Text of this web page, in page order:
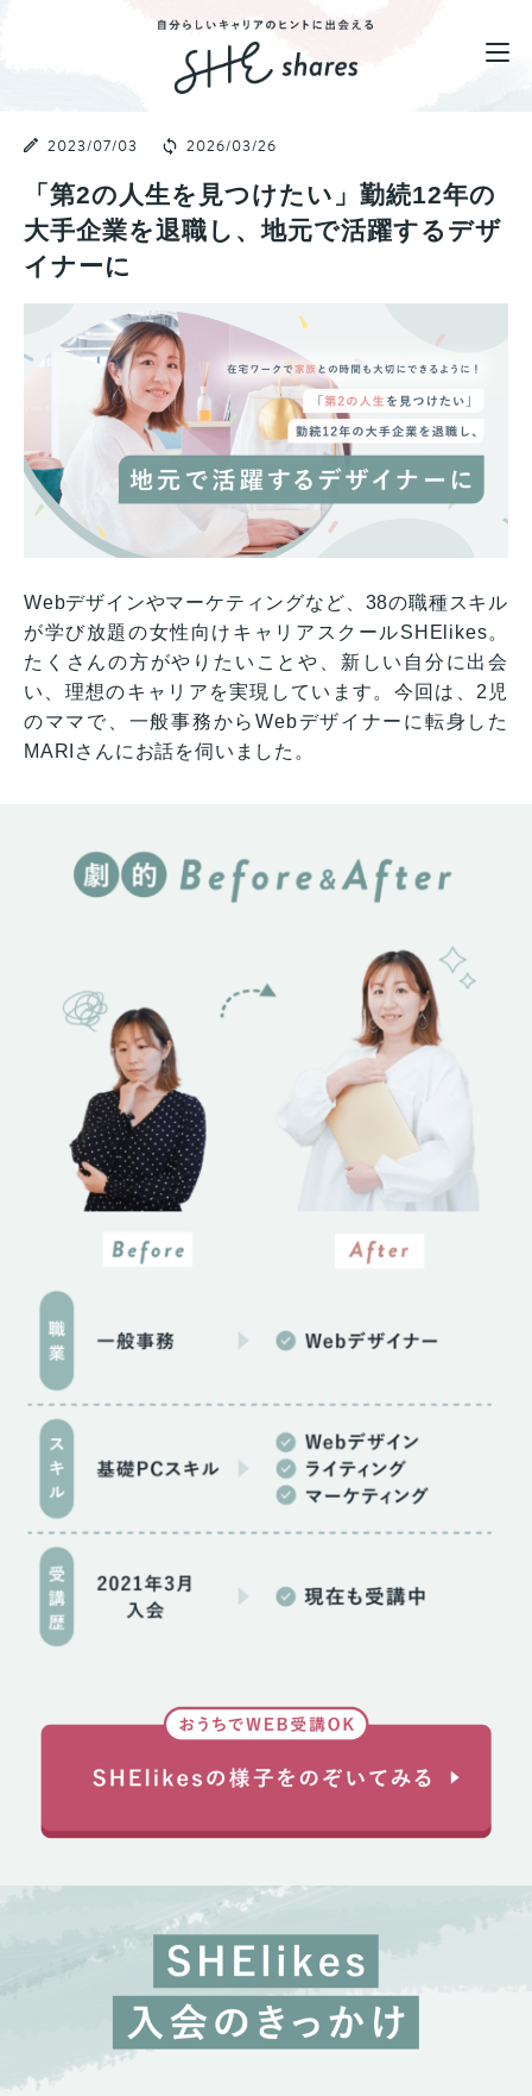
2023/07/03 2026/03/26
「第2の人生を見つけたい」勤続12年の
大手企業を退職し、地元で活躍するデザ
イナーに
Webデザインやマーケティングなど、38の職種スキル
が学び放題の女性向けキャリアスクールSHElikes。
たくさんの方がやりたいことや、新しい自分に出会
い、理想のキャリアを実現しています。今回は、2児
のママで、一般事務からWebデザイナーに転身した
MARIさんにお話を伺いました。